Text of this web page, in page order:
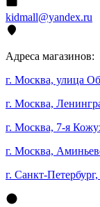
kidmall@yandex.ru
Адреса магазинов:
г. Москва, улица
г. Москва,
г. Москва, 7-я
г. Москва,
г. Санкт-